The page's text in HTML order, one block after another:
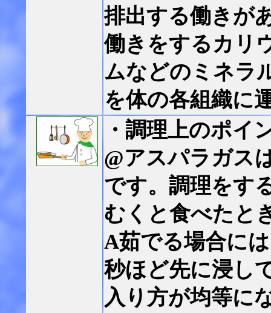
排出する働きが
働きをするカリ
ムなどのミネラ
を体の各組織に
・調理上のポイ
@アスパラガス
です。調理をす
むくと食べたと
A茹でる場合に
秒ほど先に浸し
入り方が均等に